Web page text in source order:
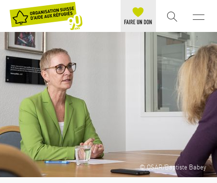
© OSAR/Baptiste Babey